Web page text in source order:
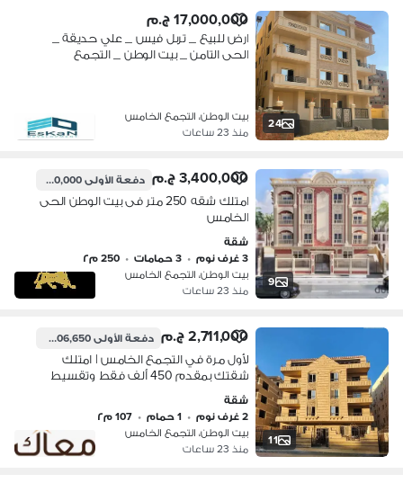
24
17,000,000 ج.م
ارض للبيع _ تربل فيس _ علي حديقة _
الحى التامن _ بيت الوطن _ التجمع
بيت الوطن، التجمع الخامس
منذ 23 ساعات
9
3,400,000 ج.م دفعة الأولى1,700,000 ج.م
امتلك شقه 250 متر فى بيت الوطن الحى
الخامس
شقة
3 غرف نوم
• 3 حمامات • 250 م٢
بيت الوطن، التجمع الخامس
منذ 23 ساعات
11
2,711,000 ج.م دفعة الأولى406,650 ج.م
لأول مرة في التجمع الخامس | امتلك
شقتك بمقدم 450 ألف فقط وتقسيط
علي 15 سنة
شقة
2 غرف نوم
• 1 حمام • 107 م٢
بيت الوطن، التجمع الخامس
منذ 23 ساعات